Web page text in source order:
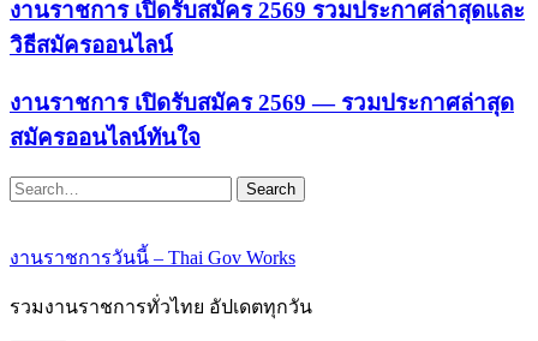
งานราชการ เปิดรับสมัคร 2569 รวมประกาศล่าสุดและ
วิธีสมัครออนไลน์
งานราชการ เปิดรับสมัคร 2569 — รวมประกาศล่าสุด
สมัครออนไลน์ทันใจ
Search
งานราชการวันนี้ – Thai Gov Works
รวมงานราชการทั่วไทย อัปเดตทุกวัน